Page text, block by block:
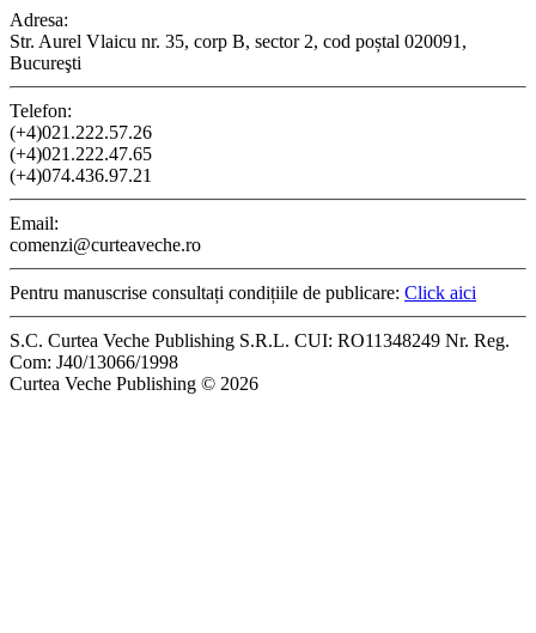
Adresa:
Str. Aurel Vlaicu nr. 35, corp B, sector 2, cod poștal 020091,
Bucureşti
Telefon:
(+4)021.222.57.26
(+4)021.222.47.65
(+4)074.436.97.21
Email:
comenzi@curteaveche.ro
Pentru manuscrise consultați condițiile de publicare: Click aici
S.C. Curtea Veche Publishing S.R.L. CUI: RO11348249 Nr. Reg.
Com: J40/13066/1998
Curtea Veche Publishing © 2026